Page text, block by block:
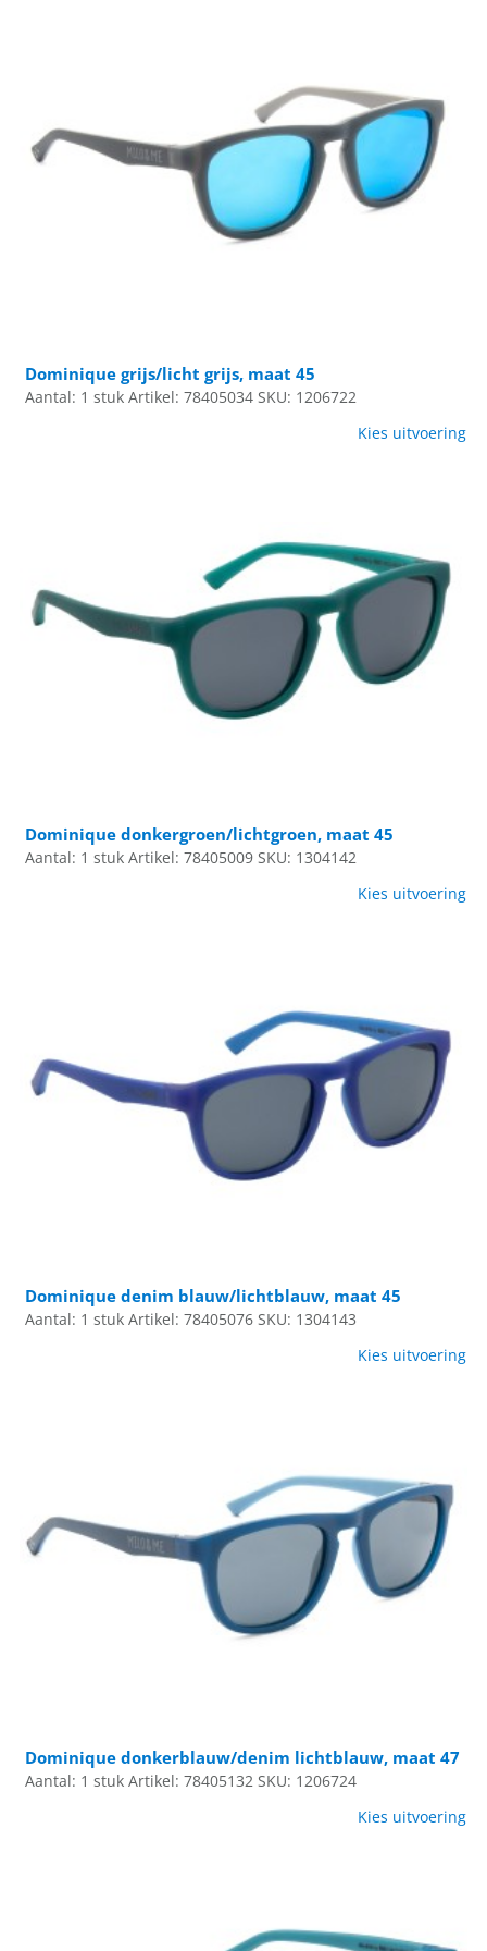
Dominique grijs/licht grijs, maat 45
Aantal: 1 stuk Artikel: 78405034 SKU: 1206722
Kies uitvoering
Dominique donkergroen/lichtgroen, maat 45
Aantal: 1 stuk Artikel: 78405009 SKU: 1304142
Kies uitvoering
Dominique denim blauw/lichtblauw, maat 45
Aantal: 1 stuk Artikel: 78405076 SKU: 1304143
Kies uitvoering
Dominique donkerblauw/denim lichtblauw, maat 47
Aantal: 1 stuk Artikel: 78405132 SKU: 1206724
Kies uitvoering